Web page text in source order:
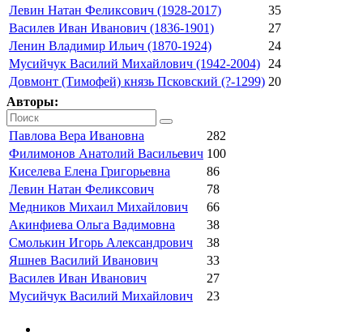
Левин Натан Феликсович (1928-2017)
35
Василев Иван Иванович (1836-1901)
27
Ленин Владимир Ильич (1870-1924)
24
Мусийчук Василий Михайлович (1942-2004)
24
Довмонт (Тимофей) князь Псковский (?-1299) 20
Авторы:
Павлова Вера Ивановна
282
Филимонов Анатолий Васильевич 100
Киселева Елена Григорьевна
86
Левин Натан Феликсович
78
Медников Михаил Михайлович
66
Акинфиева Ольга Вадимовна
38
Смолькин Игорь Александрович
38
Яшнев Василий Иванович
33
Василев Иван Иванович
27
Мусийчук Василий Михайлович
23